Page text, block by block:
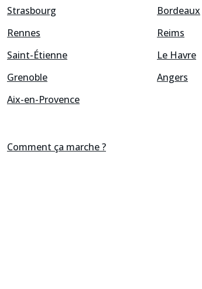
Strasbourg
Bordeaux
Rennes
Reims
Saint-Étienne
Le Havre
Grenoble
Angers
Aix-en-Provence
Comment ça marche ?